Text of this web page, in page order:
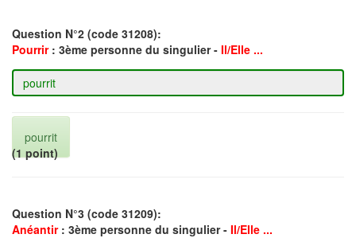
Question N°2 (code 31208):
Pourrir : 3ème personne du singulier - Il/Elle ...
pourrit
(1 point)
Question N°3 (code 31209):
Anéantir : 3ème personne du singulier - Il/Elle ...